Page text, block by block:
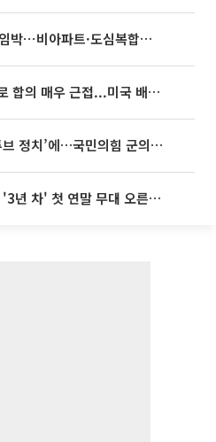
영끌 '주택공급' 대책 임박⋯비아파트·도심복합까지 총동원
이란 “호르무즈 새 항로 합의 매우 근접...미국 배상 먼저”
우성빈 기장군수 ‘유튜브 정치’에…국민의힘 군의원들 집단 반발
'전참시' 리센느, 데뷔 '3년 차' 첫 연말 무대 오른다⋯"그동안 섭외 안 와"